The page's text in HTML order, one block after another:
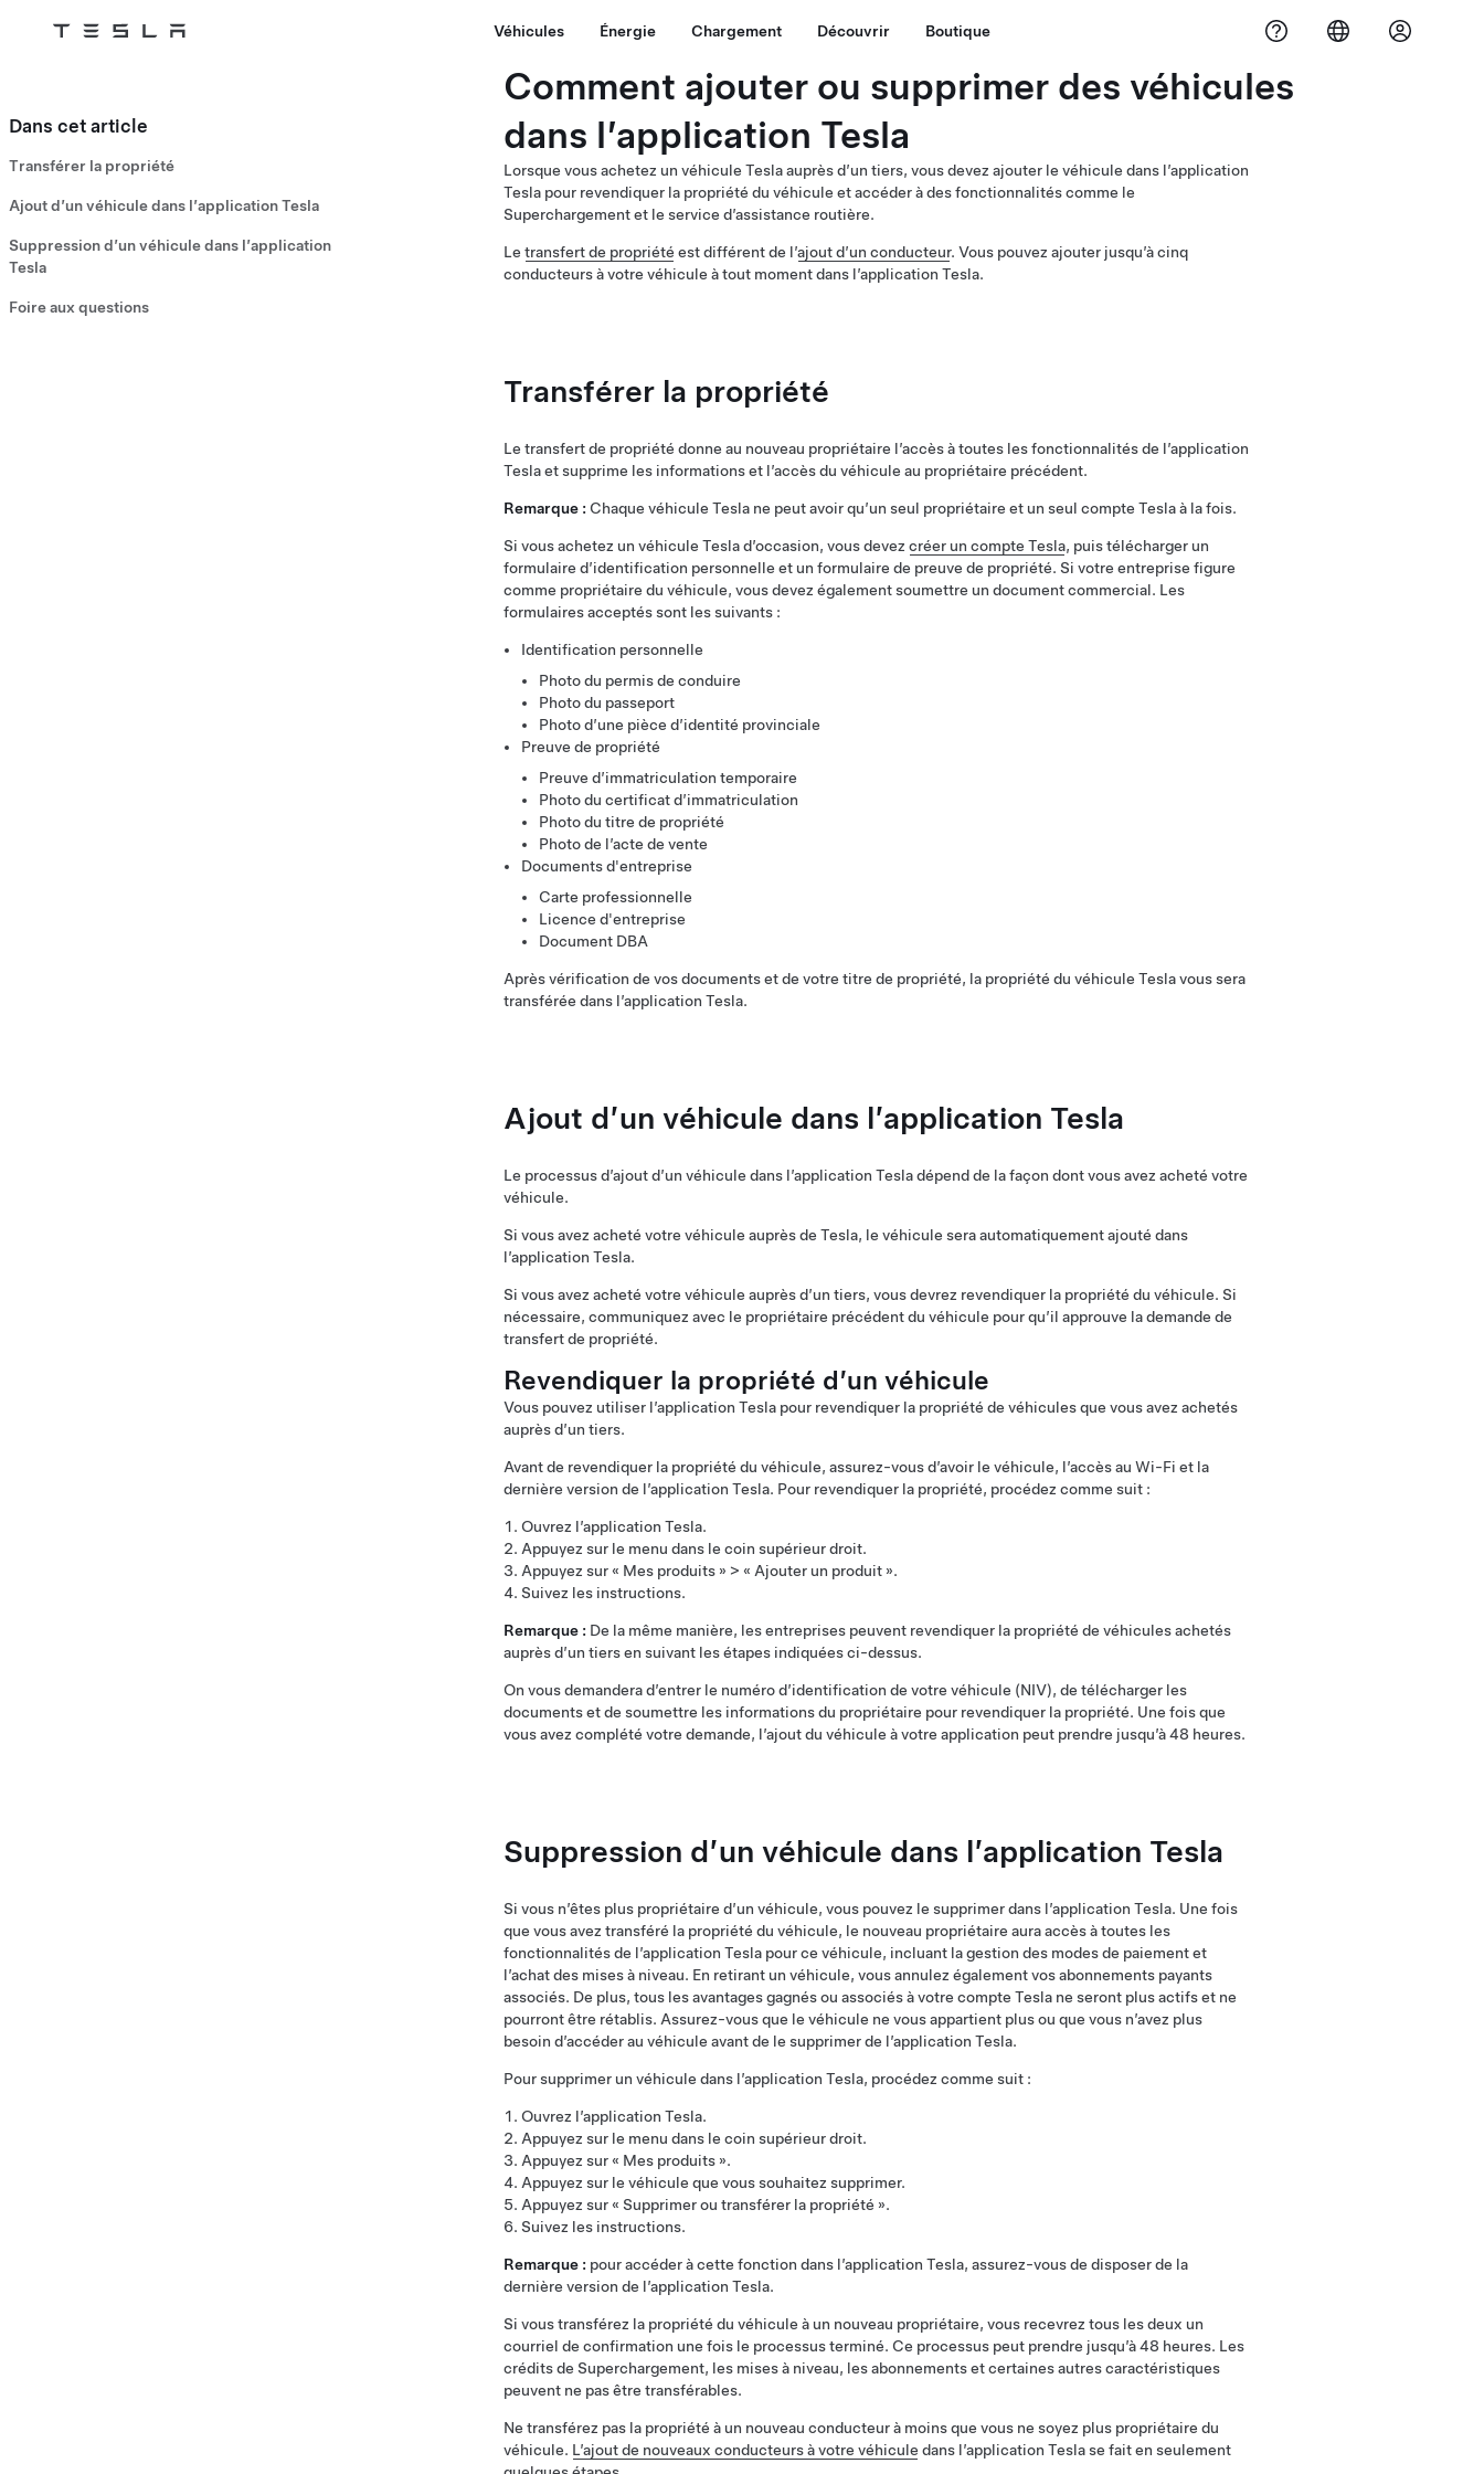
Tesla Véhicules Énergie Chargement Découvrir Boutique
Comment ajouter ou supprimer des véhicules
dans l’application Tesla
Lorsque vous achetez un véhicule Tesla auprès d’un tiers, vous devez ajouter le véhicule dans l’application
Tesla pour revendiquer la propriété du véhicule et accéder à des fonctionnalités comme le
Superchargement et le service d’assistance routière.
Le transfert de propriété est différent de l’ajout d’un conducteur. Vous pouvez ajouter jusqu’à cinq
conducteurs à votre véhicule à tout moment dans l’application Tesla.
Transférer la propriété
Le transfert de propriété donne au nouveau propriétaire l’accès à toutes les fonctionnalités de l’application
Tesla et supprime les informations et l’accès du véhicule au propriétaire précédent.
Remarque : Chaque véhicule Tesla ne peut avoir qu’un seul propriétaire et un seul compte Tesla à la fois.
Si vous achetez un véhicule Tesla d’occasion, vous devez créer un compte Tesla, puis télécharger un
formulaire d’identification personnelle et un formulaire de preuve de propriété. Si votre entreprise figure
comme propriétaire du véhicule, vous devez également soumettre un document commercial. Les
formulaires acceptés sont les suivants :
Identification personnelle
Photo du permis de conduire
Photo du passeport
Photo d’une pièce d’identité provinciale
Preuve de propriété
Preuve d’immatriculation temporaire
Photo du certificat d’immatriculation
Photo du titre de propriété
Photo de l’acte de vente
Documents d'entreprise
Carte professionnelle
Licence d'entreprise
Document DBA
Après vérification de vos documents et de votre titre de propriété, la propriété du véhicule Tesla vous sera
transférée dans l’application Tesla.
Ajout d’un véhicule dans l’application Tesla
Le processus d’ajout d’un véhicule dans l’application Tesla dépend de la façon dont vous avez acheté votre
véhicule.
Si vous avez acheté votre véhicule auprès de Tesla, le véhicule sera automatiquement ajouté dans
l’application Tesla.
Si vous avez acheté votre véhicule auprès d’un tiers, vous devrez revendiquer la propriété du véhicule. Si
nécessaire, communiquez avec le propriétaire précédent du véhicule pour qu’il approuve la demande de
transfert de propriété.
Revendiquer la propriété d’un véhicule
Vous pouvez utiliser l’application Tesla pour revendiquer la propriété de véhicules que vous avez achetés
auprès d’un tiers.
Avant de revendiquer la propriété du véhicule, assurez-vous d’avoir le véhicule, l’accès au Wi-Fi et la
dernière version de l’application Tesla. Pour revendiquer la propriété, procédez comme suit :
Ouvrez l’application Tesla.
Appuyez sur le menu dans le coin supérieur droit.
Appuyez sur « Mes produits » > « Ajouter un produit ».
Suivez les instructions.
Remarque : De la même manière, les entreprises peuvent revendiquer la propriété de véhicules achetés
auprès d’un tiers en suivant les étapes indiquées ci-dessus.
On vous demandera d’entrer le numéro d’identification de votre véhicule (NIV), de télécharger les
documents et de soumettre les informations du propriétaire pour revendiquer la propriété. Une fois que
vous avez complété votre demande, l’ajout du véhicule à votre application peut prendre jusqu’à 48 heures.
Suppression d’un véhicule dans l’application Tesla
Si vous n’êtes plus propriétaire d’un véhicule, vous pouvez le supprimer dans l’application Tesla. Une fois
que vous avez transféré la propriété du véhicule, le nouveau propriétaire aura accès à toutes les
fonctionnalités de l’application Tesla pour ce véhicule, incluant la gestion des modes de paiement et
l’achat des mises à niveau. En retirant un véhicule, vous annulez également vos abonnements payants
associés. De plus, tous les avantages gagnés ou associés à votre compte Tesla ne seront plus actifs et ne
pourront être rétablis. Assurez-vous que le véhicule ne vous appartient plus ou que vous n’avez plus
besoin d’accéder au véhicule avant de le supprimer de l’application Tesla.
Pour supprimer un véhicule dans l’application Tesla, procédez comme suit :
Ouvrez l’application Tesla.
Appuyez sur le menu dans le coin supérieur droit.
Appuyez sur « Mes produits ».
Appuyez sur le véhicule que vous souhaitez supprimer.
Appuyez sur « Supprimer ou transférer la propriété ».
Suivez les instructions.
Remarque : pour accéder à cette fonction dans l’application Tesla, assurez-vous de disposer de la
dernière version de l’application Tesla.
Si vous transférez la propriété du véhicule à un nouveau propriétaire, vous recevrez tous les deux un
courriel de confirmation une fois le processus terminé. Ce processus peut prendre jusqu’à 48 heures. Les
crédits de Superchargement, les mises à niveau, les abonnements et certaines autres caractéristiques
peuvent ne pas être transférables.
Ne transférez pas la propriété à un nouveau conducteur à moins que vous ne soyez plus propriétaire du
véhicule. L’ajout de nouveaux conducteurs à votre véhicule dans l’application Tesla se fait en seulement
Dans cet article
Transférer la propriété
Ajout d’un véhicule dans l’application Tesla
Suppression d’un véhicule dans l’application
Tesla
Foire aux questions